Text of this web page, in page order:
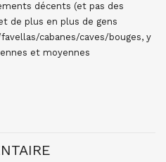
décents (et pas des
de plus en plus de gens
cabanes/caves/bouges, y
et moyennes